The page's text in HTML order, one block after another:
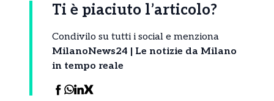
Ti è piaciuto l’articolo?
Condivilo su tutti i social e menziona
MilanoNews24 | Le notizie da Milano
in tempo reale